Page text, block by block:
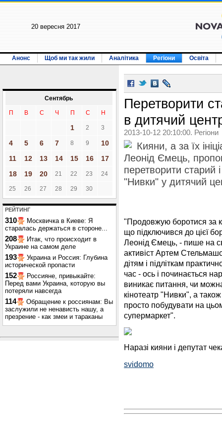
20 вересня 2017
Анонс Щоб ми так жили Аналітика Регіони Освіта
Сентябрь
П В С Ч П С Н
1 2 3
4 5 6 7 8 9
10
11
12 13 14 15 16
17
18
19 20 21 22 23 24
25 26 27 28 29 30
РЕЙТИНГ
310
Москвичка в Киеве: Я
старалась держаться в стороне...
208
Итак, что происходит в
Украине на самом деле
193
Украина и Россия: Глубина
исторической пропасти
152
Россияне, привыкайте:
Перед вами Украина, которую вы
потеряли навсегда
114
Обращение к россиянам: Вы
заслужили не ненависть нашу, а
презрение - как змеи и тараканы
Перетворити
в дитячий
2013-10-12 20:10:00. Регіони
Кияни, а за їх
Леонід Ємець,
перетворити старий
"Нивки" у дитячий
"Продовжую боротися за
що підключився до цієї
Леонід Ємець, - пише на
активіст Артем
дітям і підліткам
час - ось і починається
виникає питання, чи
кінотеатр "Нивки", а
просто побудувати на
супермаркет".
Наразі кияни і депутат
svidomo